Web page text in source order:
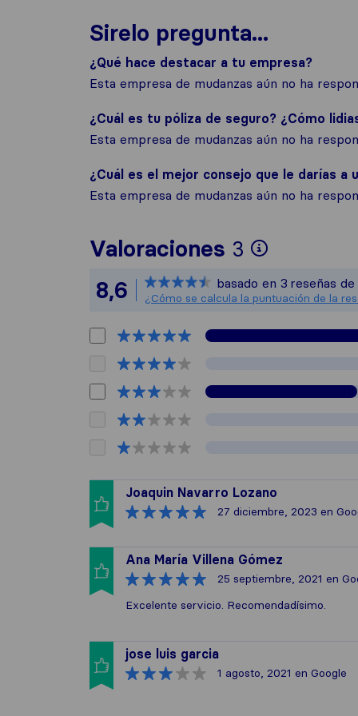
Sirelo pregunta...
¿Qué hace destacar a tu empresa?
Esta empresa de mudanzas aún no ha
¿Cuál es tu póliza de seguro? ¿Cómo
Esta empresa de mudanzas aún no ha
¿Cuál es el mejor consejo que le darías a
Esta empresa de mudanzas aún no ha
Valoraciones 3
Para
Todas
8,6 basado en 3 reseñas
¿Cómo se calcula la puntuación de la
Joaquin Navarro Lozano
27 diciembre, 2023 en
Ana María Villena Gómez
25 septiembre, 2021 en
Excelente servicio. Recomendadísimo.
jose luis garcia
1 agosto, 2021 en Google